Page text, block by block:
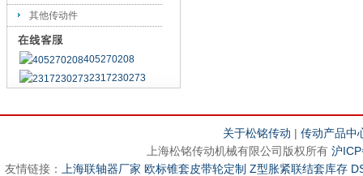
其他传动件
405270208
2317230273
关于松铭传动 | 传动产品中
上海松铭传动机械有限公司版权所有 沪
友情链接：
上海联轴器厂家 欧标锥套皮带轮定制 Z型胀紧联结套库存